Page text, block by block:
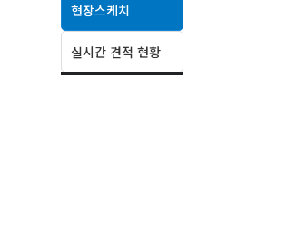
현장스케치
실시간 견적 현황